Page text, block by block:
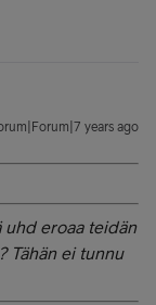
years ago
uhd eroaa teidän
Tähän ei tunnu